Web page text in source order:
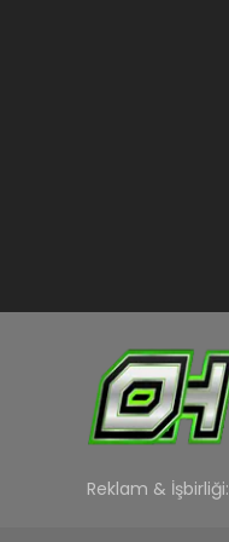
Reklam & İşbirliği: